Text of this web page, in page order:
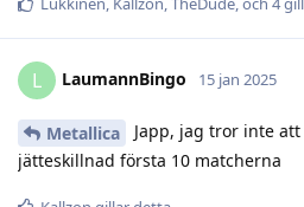
L LaumannBingo 15 jan 2025
Metallica
Japp, jag tror inte
jätteskillnad första 10 matcherna